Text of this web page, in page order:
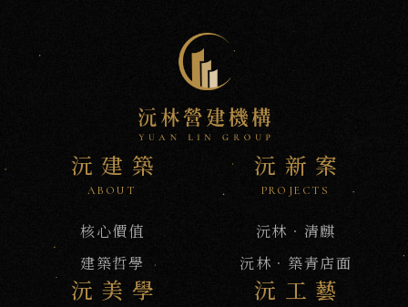
沅建築
ABOUT
核心價值
建築哲學
沅新案
PROJECTS
沅林‧清麒
沅林．築青店面
沅美學 沅工藝